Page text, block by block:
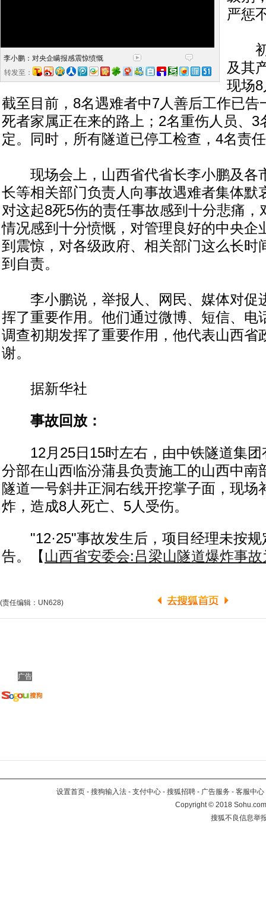
李小鹏：对央企瞒报感震惊愤慨
转发至：
严惩
初
及其
现场
截至目前，8名遇难者中7人善后工作已告
死者家属正在来的路上；2名重伤人员、3
定。同时，所有隧道已停工检查，4名责
现场会上，山西省代省长李小鹏及各
长等相关部门负责人向事故遇难者集体默
对这起8死5伤的责任事故感到十分悲痛，
情况感到十分愤慨，对管理良好的中央企
到震惊，对各级政府、相关部门这么长时
到自责。
李小鹏说，举报人、网民、媒体对促
挥了重要作用。他们通过微博、短信、电
调查初期发挥了重要作用，他代表山西省
谢。
据新华社
事故回放：
12月25日15时左右，由中铁隧道集团
分部在山西临汾蒲县负责施工的山西中南
隧道一号斜井正洞右线开挖掌子面，现场
炸，造成8人死亡、5人受伤。
"12·25"事故发生后，项目经理未按规
告。【 山西省安委会:吕梁山隧道爆炸事
(责任编辑：UN628)
广告
设置首页 - 搜狗输入法 - 支付中心 - 搜狐招聘 - 广告服务 - 客服中心
Copyright©2018
搜狐不良信息举